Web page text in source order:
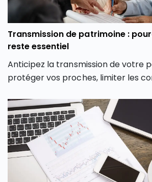
Transmission de patrimoine :
reste essentiel
Anticipez la transmission de votre
protéger vos proches, limiter les